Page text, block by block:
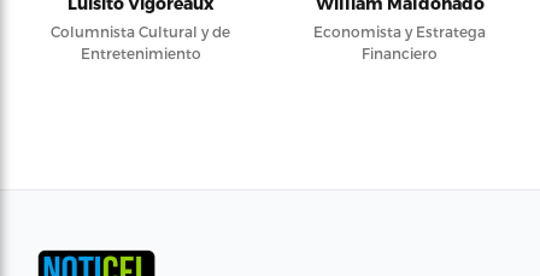
Columnista Cultural y de
Entretenimiento
Economista y Estratega
Financiero